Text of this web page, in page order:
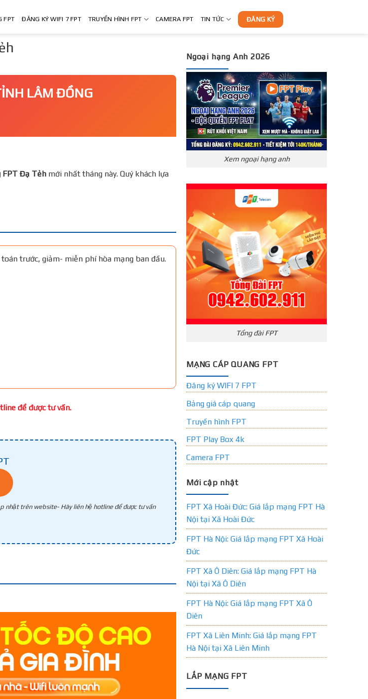
FPT ĐĂNG KÝ WIFI 7 FPT TRUYỀN HÌNH FPT CAMERA FPT TIN TỨC ĐĂNG KÝ
LÂM ĐỒNG
FPT Đạ Tẻh mới nhất tháng này. Quý khách lựa
trước, giảm- miễn phí hòa mạng ban đầu.
để được tư vấn.
nhật trên website- Hãy liên hệ hotline để được tư vấn
Ngoại hạng Anh 2026
Xem ngoại hạng anh
Tổng đài FPT
MẠNG CÁP QUANG FPT
Đăng ký WIFI 7 FPT
Bảng giá cáp quang
Truyền hình FPT
FPT Play Box 4k
Camera FPT
Mới cập nhật
FPT Xã Hoài Đức: Giá lắp mạng FPT Hà
Nội tại Xã Hoài Đức
FPT Hà Nội: Giá lắp mạng FPT Xã Hoài
Đức
FPT Xã Ô Diên: Giá lắp mạng FPT Hà
Nội tại Xã Ô Diên
FPT Hà Nội: Giá lắp mạng FPT Xã Ô
Diên
FPT Xã Liên Minh: Giá lắp mạng FPT
Hà Nội tại Xã Liên Minh
LẮP MẠNG FPT